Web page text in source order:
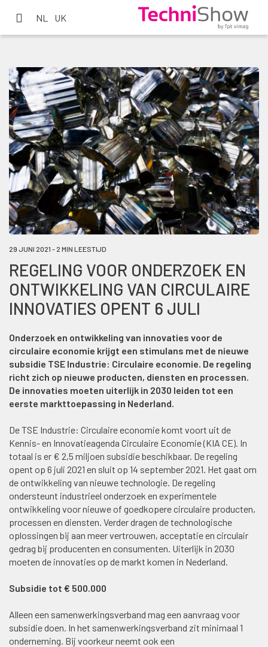
NL UK
29 JUNI 2021 - 2 MIN LEESTIJD
REGELING VOOR ONDERZOEK EN
ONTWIKKELING VAN CIRCULAIRE
INNOVATIES OPENT 6 JULI
Onderzoek en ontwikkeling van innovaties voor de
circulaire economie krijgt een stimulans met de nieuwe
subsidie TSE Industrie: Circulaire economie. De regeling
richt zich op nieuwe producten, diensten en processen.
De innovaties moeten uiterlijk in 2030 leiden tot een
eerste markttoepassing in Nederland.
De TSE Industrie: Circulaire economie komt voort uit de
Kennis- en Innovatieagenda Circulaire Economie (KIA CE). In
totaal is er € 2,5 miljoen subsidie beschikbaar. De regeling
opent op 6 juli 2021 en sluit op 14 september 2021. Het gaat om
de ontwikkeling van nieuwe technologie. De regeling
ondersteunt industrieel onderzoek en experimentele
ontwikkeling voor nieuwe of goedkopere circulaire producten,
processen en diensten. Verder dragen de technologische
oplossingen bij aan meer vertrouwen, acceptatie en circulair
gedrag bij producenten en consumenten. Uiterlijk in 2030
moeten de innovaties op de markt komen in Nederland.
Subsidie tot € 500.000
Alleen een samenwerkingsverband mag een aanvraag voor
subsidie doen. In het samenwerkingsverband zit minimaal 1
onderneming. Bij voorkeur neemt ook een